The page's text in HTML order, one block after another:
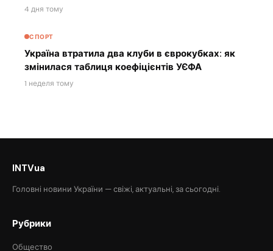
4 дня тому
СПОРТ
Україна втратила два клуби в єврокубках: як
змінилася таблиця коефіцієнтів УЄФА
1 неделя тому
INTVua
Головні новини України — свіжі, актуальні, за сьогодні.
Рубрики
Общество